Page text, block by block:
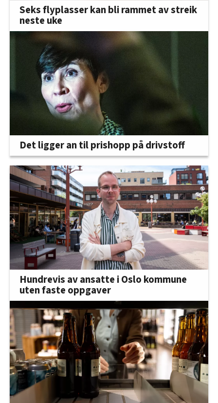
Seks flyplasser kan bli rammet av streik
neste uke
Det ligger an til prishopp på drivstoff
Hundrevis av ansatte i Oslo kommune
uten faste oppgaver